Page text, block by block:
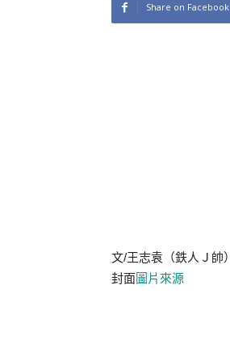
Share on Facebook
文/王志袁（鉄人Ｊ帥）
封面圖片來源